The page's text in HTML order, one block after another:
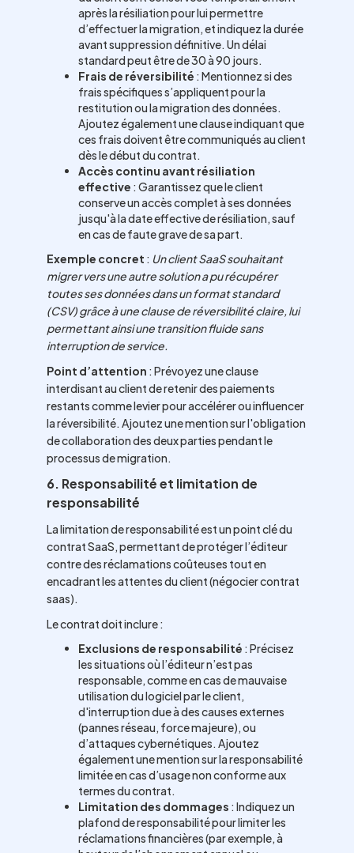
après la résiliation pour lui permettre
d’effectuer la migration, et indiquez la durée
avant suppression définitive. Un délai
standard peut être de 30 à 90 jours.
Frais de réversibilité : Mentionnez si des
frais spécifiques s’appliquent pour la
restitution ou la migration des données.
Ajoutez également une clause indiquant que
ces frais doivent être communiqués au client
dès le début du contrat.
Accès continu avant résiliation
effective : Garantissez que le client
conserve un accès complet à ses données
jusqu'à la date effective de résiliation, sauf
en cas de faute grave de sa part.
Exemple concret : Un client SaaS souhaitant
migrer vers une autre solution a pu récupérer
toutes ses données dans un format standard
(CSV) grâce à une clause de réversibilité claire, lui
permettant ainsi une transition fluide sans
interruption de service.
Point d’attention : Prévoyez une clause
interdisant au client de retenir des paiements
restants comme levier pour accélérer ou influencer
la réversibilité. Ajoutez une mention sur l'obligation
de collaboration des deux parties pendant le
processus de migration.
6. Responsabilité et limitation de
responsabilité
La limitation de responsabilité est un point clé du
contrat SaaS, permettant de protéger l’éditeur
contre des réclamations coûteuses tout en
encadrant les attentes du client (négocier contrat
saas).
Le contrat doit inclure :
Exclusions de responsabilité : Précisez
les situations où l’éditeur n’est pas
responsable, comme en cas de mauvaise
utilisation du logiciel par le client,
d'interruption due à des causes externes
(pannes réseau, force majeure), ou
d’attaques cybernétiques. Ajoutez
également une mention sur la responsabilité
limitée en cas d’usage non conforme aux
termes du contrat.
Limitation des dommages : Indiquez un
plafond de responsabilité pour limiter les
réclamations financières (par exemple, à